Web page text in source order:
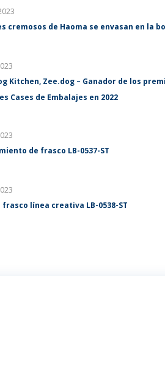
cremosos de Haoma se envasan en la
Kitchen, Zee.dog – Ganador de los
Cases de Embalajes en 2022
de frasco LB-0537-ST
frasco línea creativa LB-0538-ST